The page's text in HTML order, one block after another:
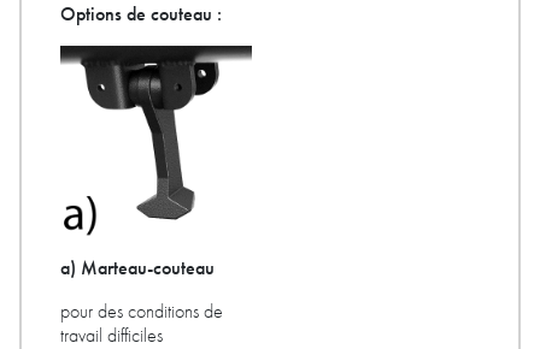
Options de couteau :
a) Marteau-couteau
pour des conditions de
travail difficiles